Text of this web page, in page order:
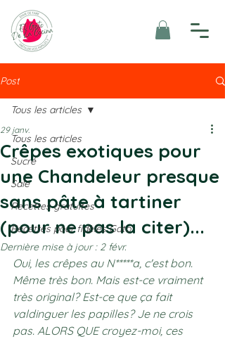
Post
Tous les articles
Sucré
Salé
Recettes gratuites
Recettes pour fidèles Gato
Tous les articles
Crêpes exotiques pour
une Chandeleur presque
sans pâte à tartiner
(pour ne pas la citer)...
29 janv.
Dernière mise à jour : 2 févr.
Oui, les crêpes au N*****a, c'est bon.
Même très bon. Mais est-ce vraiment
très original? Est-ce que ça fait
valdinguer les papilles? Je ne crois
pas. ALORS QUE croyez-moi, ces